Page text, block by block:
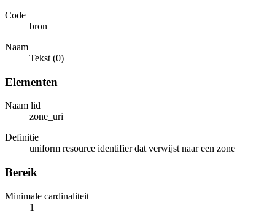
Code
bron
Naam
Tekst (0)
Elementen
Naam lid
zone_uri
Definitie
uniform resource identifier dat verwijst naar een zone
Bereik
Minimale cardinaliteit
1